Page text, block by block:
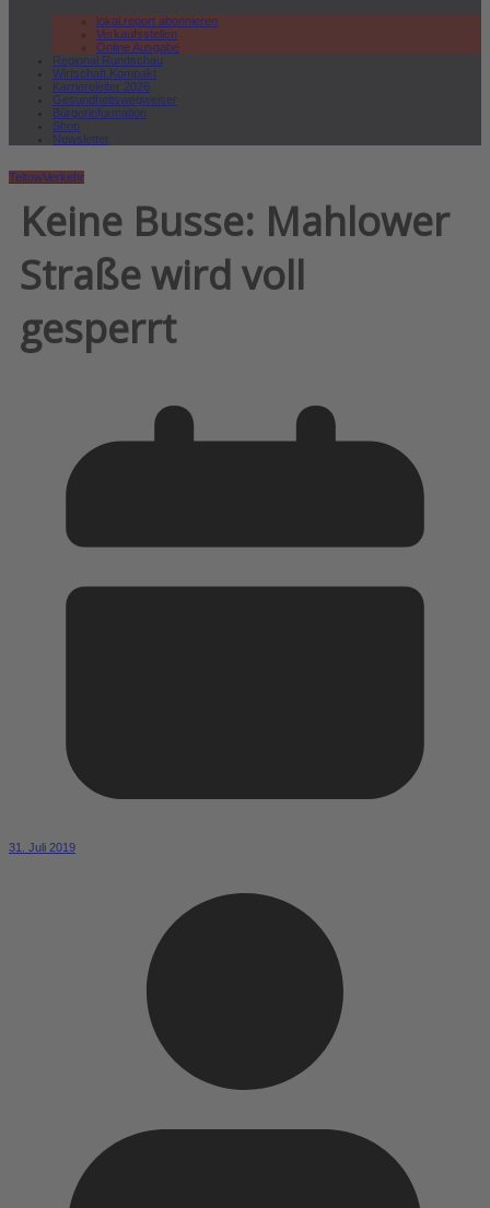
lokal.report abonnieren
Verkaufsstellen
Online Ausgabe
Regional Rundschau
Wirtschaft.Kompakt
Karriereleiter 2026
Gesundheitswegweiser
Bürgerinformation
Shop
Newsletter
TeltowVerkehr
Keine Busse: Mahlower
Straße wird voll
gesperrt
31. Juli 2019